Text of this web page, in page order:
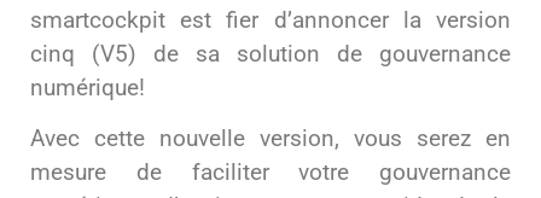
smartcockpit est fier d’annoncer la version
cinq (V5) de sa solution de gouvernance
numérique!
Avec cette nouvelle version, vous serez en
mesure de faciliter votre gouvernance